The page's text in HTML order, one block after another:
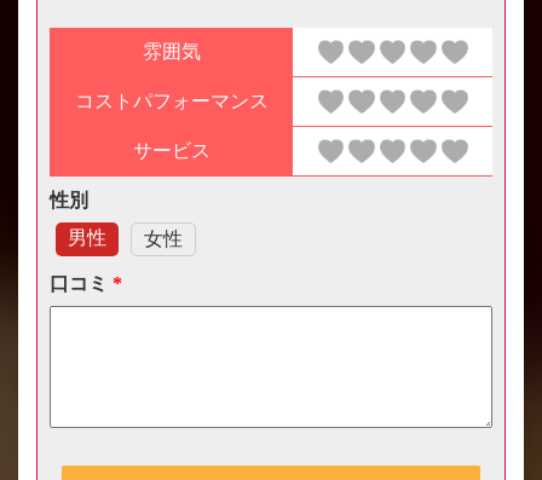
雰囲気
コストパフォーマンス
サービス
性別
男性
女性
口コミ *